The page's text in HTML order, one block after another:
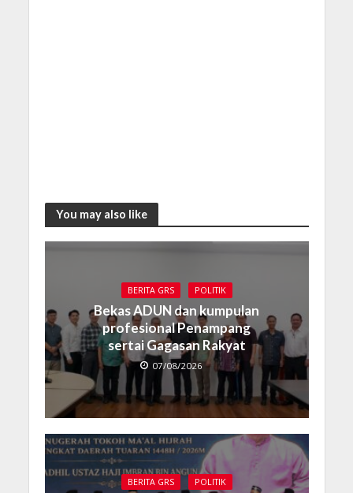
You may also like
BERITA GRS POLITIK
Bekas ADUN dan kumpulan
profesional Penampang
sertai Gagasan Rakyat
07/08/2026
BERITA GRS POLITIK